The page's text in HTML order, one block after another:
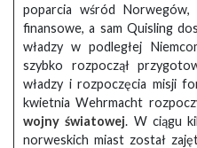
poparcia wśród Norwegów,
finansowe, a sam Quisling
władzy w podległej
szybko rozpoczął
władzy i rozpoczęcia misji
kwietnia Wehrmacht
wojny światowej. W ciągu
norweskich miast został